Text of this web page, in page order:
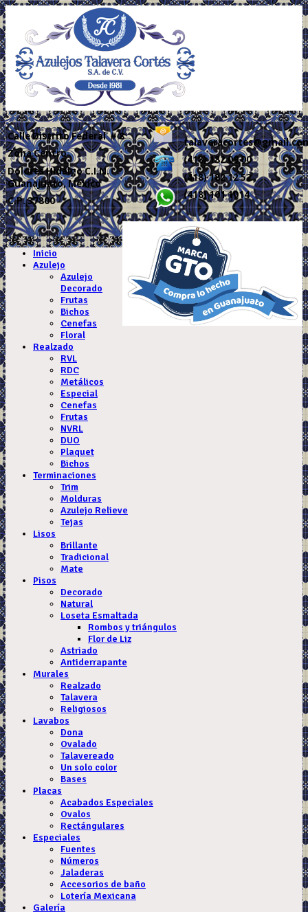
CalleDistrito Federal # 8
Zona Centro
Dolores Hidalgo C.I.N.
Guanajuato, México
C.P. 37800
(418) 182 09 00
(418) 182 12 52
(418) 101 1014
.
Inicio
Azulejo
Azulejo
Decorado
Frutas
Bichos
Cenefas
Floral
Realzado
RVL
RDC
Metálicos
Especial
Cenefas
Frutas
NVRL
DUO
Plaquet
Bichos
Terminaciones
Trim
Molduras
Azulejo Relieve
Tejas
Lisos
Brillante
Tradicional
Mate
Pisos
Decorado
Natural
Loseta Esmaltada
Rombos y triángulos
Flor de Liz
Astriado
Antiderrapante
Murales
Realzado
Talavera
Religiosos
Lavabos
Dona
Ovalado
Talavereado
Un solo color
Bases
Placas
Acabados Especiales
Ovalos
Rectángulares
Especiales
Fuentes
Números
Jaladeras
Accesorios de baño
Lotería Mexicana
Galería